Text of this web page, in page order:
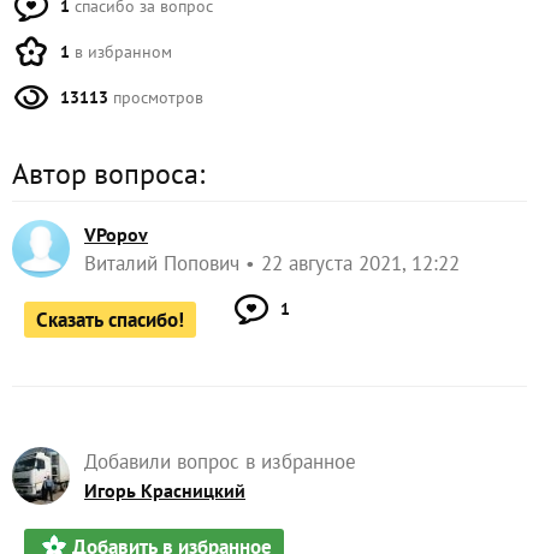
1 спасибо за вопрос
1 в избранном
13113 просмотров
Автор вопроса:
VPopov
Виталий Попович 22 августа 2021, 12:22
Сказать спасибо! 1
Добавили вопрос в избранное
Игорь Красницкий
Добавить в избранное